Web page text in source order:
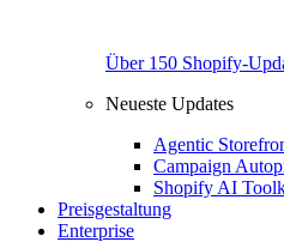
Über 150 Shopify-
Neueste Updates
Agentic
Campaign
Shopify AI
Preisgestaltung
Enterprise